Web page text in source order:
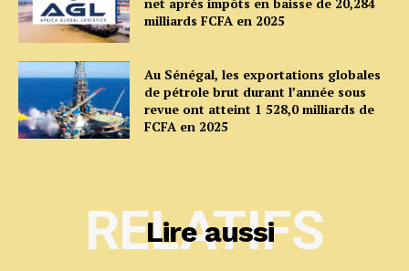
net après impôts en baisse de 20,284
milliards FCFA en 2025
Au Sénégal, les exportations globales
de pétrole brut durant l’année sous
revue ont atteint 1 528,0 milliards de
FCFA en 2025
Lire aussi
RELATIFS